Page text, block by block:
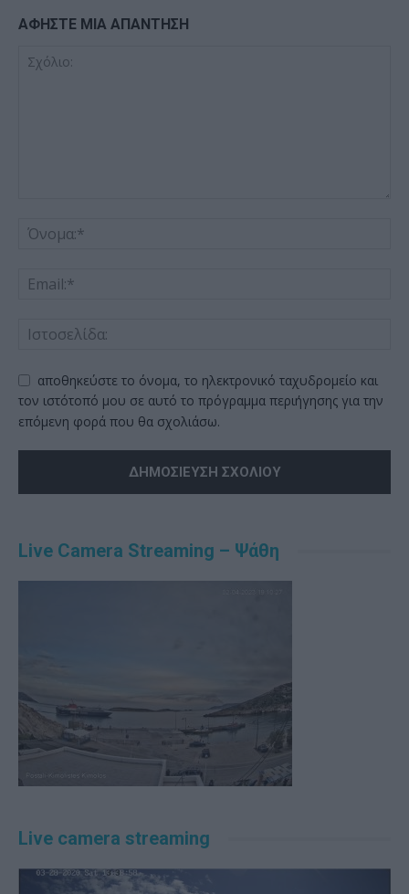
ΑΦΗΣΤΕ ΜΙΑ ΑΠΑΝΤΗΣΗ
αποθηκεύστε το όνομα, το ηλεκτρονικό ταχυδρομείο και
τον ιστότοπό μου σε αυτό το πρόγραμμα περιήγησης για την
επόμενη φορά που θα σχολιάσω.
Live Camera Streaming – Ψάθη
Live camera streaming